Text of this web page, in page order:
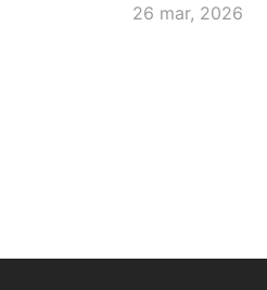
26 mar, 2026